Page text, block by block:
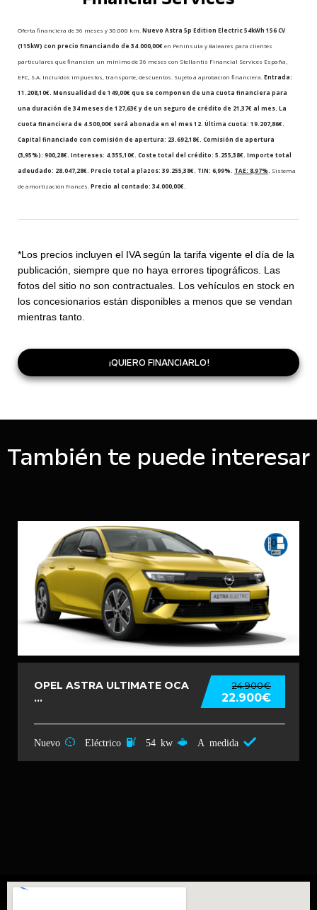
Oferta financiera de 36 meses y 30.000 km.Nuevo Astra 5p Edition Electric 54kWh 156 CV
(115kW) con precio financiando de 34.000,00€ en Península y Baleares para clientes
particulares que financien un mínimo de 36 meses con Stellantis Financial Services España,
EFC, S.A. Incluidos impuestos, transporte, descuentos. Sujeto a aprobación financiera.Entrada:
11.208,10€. Mensualidad de 149,00€ que se componen de una cuota financiera para
una duración de 34 meses de 127,63€ y de un seguro de crédito de 21,37€ al mes. La
cuota financiera de 4.500,00€ será abonada en el mes 12. Última cuota: 19.207,86€.
Capital financiado con comisión de apertura: 23.692,18€. Comisión de apertura
(3,95%): 900,28€. Intereses: 4.355,10€. Coste total del crédito: 5.255,38€. Importe total
adeudado: 28.047,28€. Precio total a plazos: 39.255,38€. TIN: 6,99%. TAE: 8,97%. Sistema
de amortización francés.Precio al contado: 34.000,00€.
*Los precios incluyen el IVA según la tarifa vigente el día de la
publicación, siempre que no haya errores tipográficos. Las
fotos del sitio no son contractuales. Los vehículos en stock en
los concesionarios están disponibles a menos que se vendan
mientras tanto.
¡QUIERO FINANCIARLO!
También te puede interesar
24.900€
22.900€
OPEL ASTRA ULTIMATE OCA
...
Nuevo Eléctrico 54 kw A medida